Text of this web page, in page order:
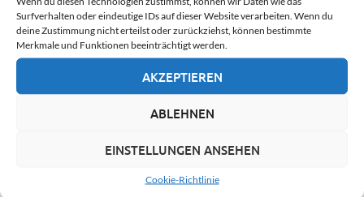
Surfverhalten oder eindeutige IDs auf dieser Website verarbeiten. Wenn du
deine Zustimmung nicht erteilst oder zurückziehst, können bestimmte
Merkmale und Funktionen beeinträchtigt werden.
AKZEPTIEREN
ABLEHNEN
EINSTELLUNGEN ANSEHEN
Cookie-Richtlinie
The International Handbook of Online